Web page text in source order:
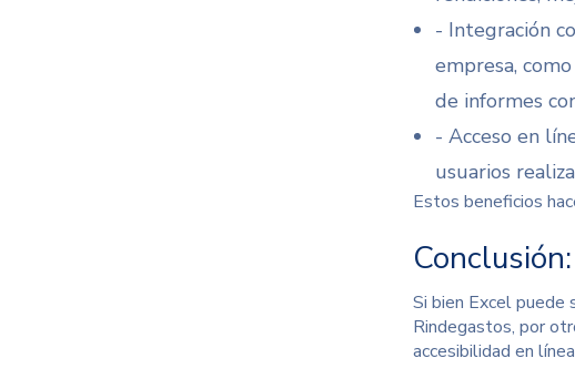
- Integración
empresa,
de informes
- Acceso en
usuarios
Estos beneficios
Si bien Excel puede
Rindegastos, por
accesibilidad en